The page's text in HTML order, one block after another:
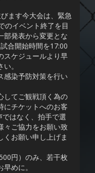
ます今大会は、緊急
のイベント終了を目
部発表から変更とな
合開始時間を17:00
スケジュールより早
。
感染予防対策を行い
してご観戦頂く為の
にチケットへのお客
はなく、拍手で選
々ご協力をお願い致
くお願い申し上げま
円）のみ、若干枚
めに。